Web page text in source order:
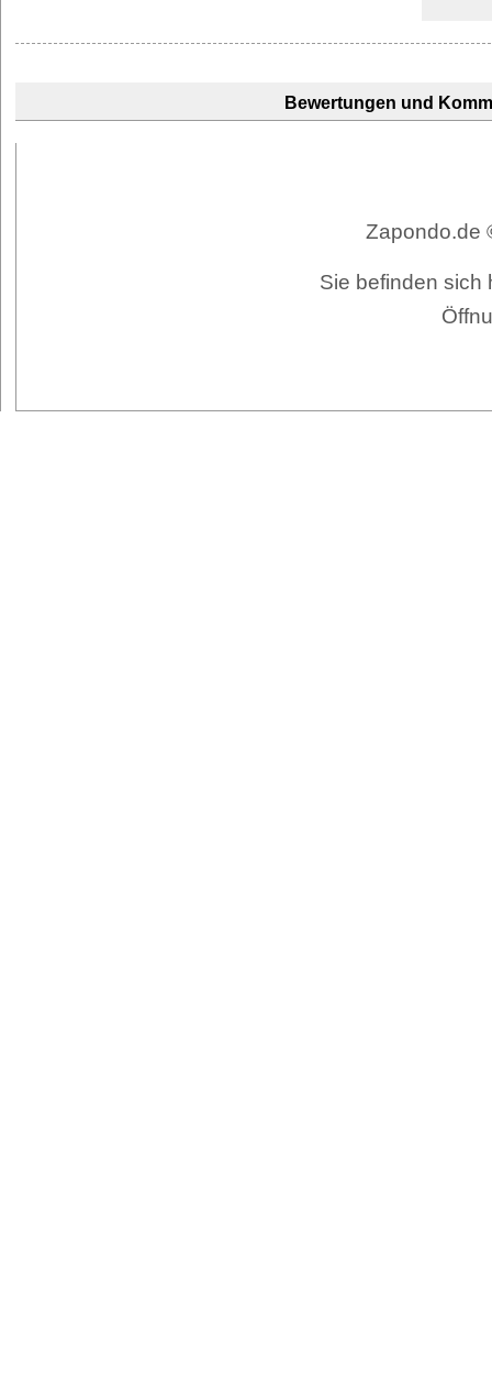
Bewertungen und
Zapondo.de
Sie befinden sich